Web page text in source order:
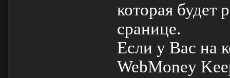
которая будет
сранице.
Если у Вас на
WebMoney